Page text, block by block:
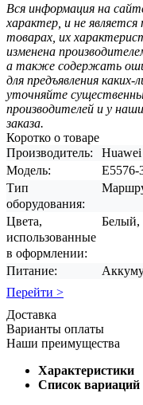
Вся информация на
характер, и не
товарах, их
изменена
а также содержать
для предъявления
уточняйте
производителей и у
заказа.
Коротко о товаре
Производитель:
Huawei
Модель:
E5576-
Тип
оборудования:
Цвета,
использованные
в оформлении:
Белый,
Питание:
Перейти >
Доставка
Варианты оплаты
Наши преимущества
Характеристики
Список вариаций